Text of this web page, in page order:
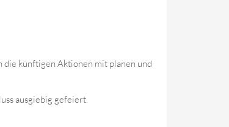
künftigen Aktionen mit planen und
ausgiebig gefeiert.